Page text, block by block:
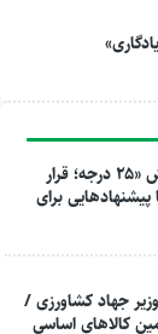
روایت شهروندان اصفهانی از پویش «۲۵ درجه؛ قرار
برای
جهاد کشاورزی /
کالاهای اساسی